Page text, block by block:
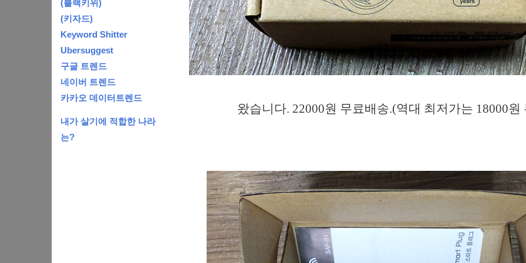
왔습니다. 22000원 무료배송.(역대 최저가는 18000원
(블랙키위)
(키자드)
Keyword Shitter
Ubersuggest
구글 트렌드
네이버 트렌드
카카오 데이터트렌드
내가 살기에 적합한 나라
는?